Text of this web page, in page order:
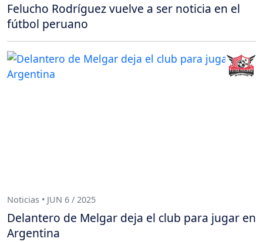
Felucho Rodríguez vuelve a ser noticia en el
fútbol peruano
Noticias • JUN 6 / 2025
Delantero de Melgar deja el club para jugar en
Argentina